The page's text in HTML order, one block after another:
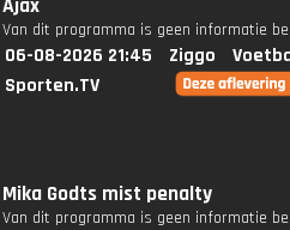
Ajax
Van dit programma is geen informatie
06-08-2026 21:45 Ziggo
Sporten.TV
Mika Godts mist penalty
Van dit programma is geen informatie